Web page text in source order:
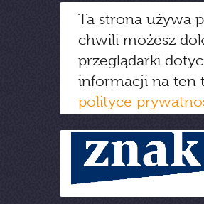
Ta strona używa
chwili możesz
przeglądarki
informacji na ten
polityce